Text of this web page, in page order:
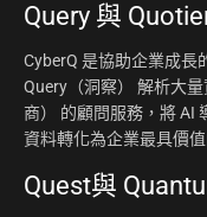
Query 與
CyberQ 是協助企業成長
Query（洞察） 解析大
商） 的顧問服務，將 AI
資料轉化為企業最具價
Quest與